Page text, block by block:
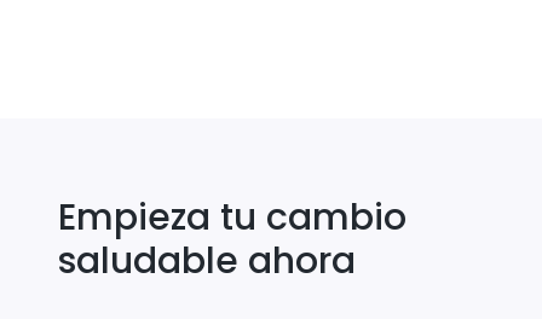
Empieza tu cambio
saludable ahora